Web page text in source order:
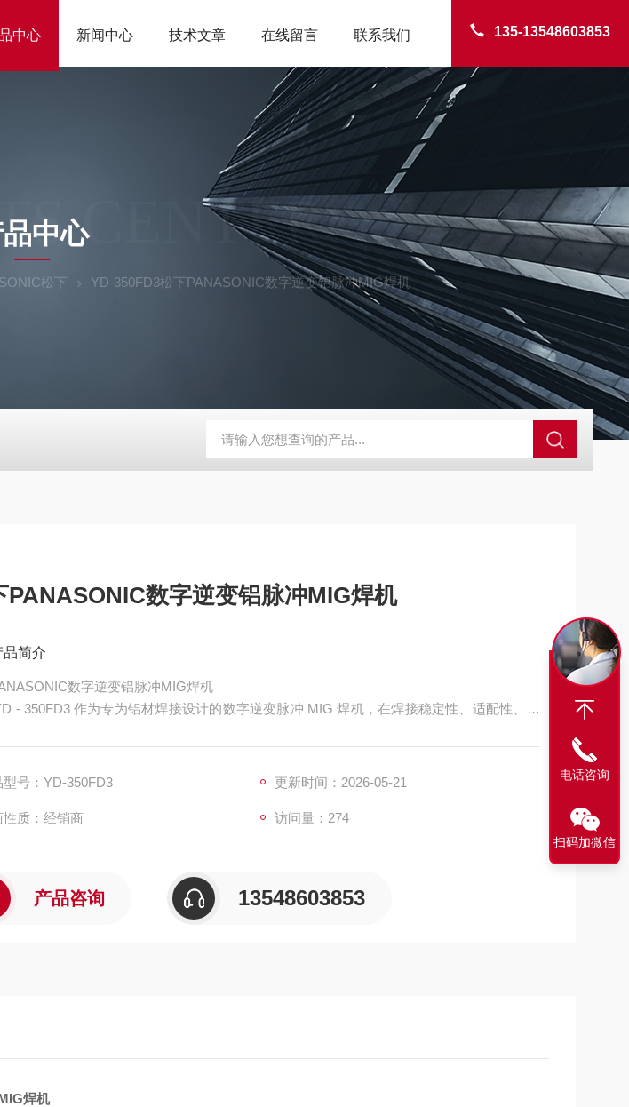
135-13548603853
中心 新闻中心 技术文章 在线留言 联系我们
CENTER
中心
松下 YD-350FD3松下PANASONIC数字逆变铝脉冲MIG焊机
京都电子汞测量和控制软件 GVA-710KEM京都电子燃气量空调帐篷测量仪 E3Z-BOMRON放大器
PANASONIC数字逆变铝脉冲MIG焊机
品简介
数字逆变铝脉冲MIG焊机
- 350FD3 作为专为铝材焊接设计的数字逆变脉冲 MIG 焊机，在焊接稳定性、适配性、操
型号：YD-350FD3 更新时间：2026-05-21
性质：经销商 访问量：274
产品咨询 13548603853
焊机
电话咨询
扫码加微信